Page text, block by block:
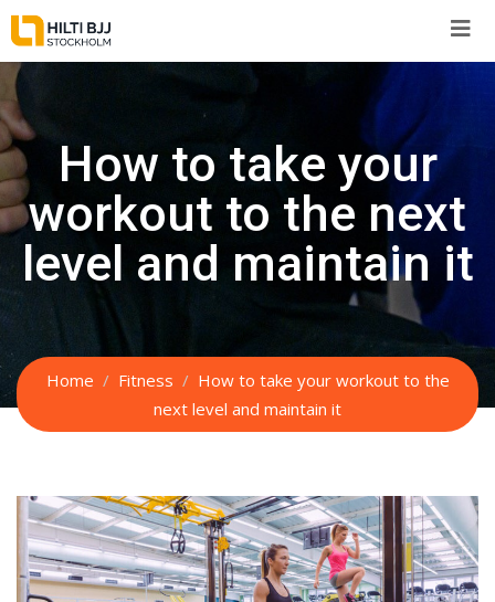
Skip
to
content
How to take your
workout to the next
level and maintain it
Home Fitness
How to take your workout to the
next level and maintain it